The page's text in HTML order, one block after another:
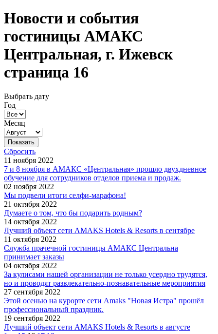
Новости и события
гостиницы АМАКС
Центральная, г. Ижевск
страница 16
Выбрать дату
Год
Месяц
Сбросить
11 ноября 2022
7 и 8 ноября в АМАКС «Центральная» прошло двухдневное
обучение для сотрудников отделов приема и продаж.
02 ноября 2022
Мы подвели итоги селфи-марафона!
21 октября 2022
Думаете о том, что бы подарить родным?
14 октября 2022
Лучший объект сети AMAKS Hotels & Resorts в сентябре
11 октября 2022
Служба прачечной гостиницы АМАКС Центральна
принимает заказы
04 октября 2022
За кулисами нашей организации не только усердно трудятся,
но и проводят развлекательно-познавательные мероприятия
27 сентября 2022
Этой осенью на курорте сети Amaks "Новая Истра" прошёл
профессиональный праздник.
19 сентября 2022
Лучший объект сети AMAKS Hotels & Resorts в августе